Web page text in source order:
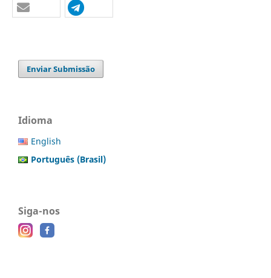
Enviar Submissão
Idioma
English
Português (Brasil)
Siga-nos